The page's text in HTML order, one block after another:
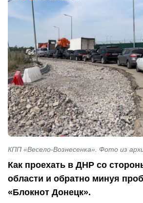
КПП «Весело-Вознесенка». Фото из
Как проехать в ДНР со
области и обратно минуя
«Блокнот Донецк».